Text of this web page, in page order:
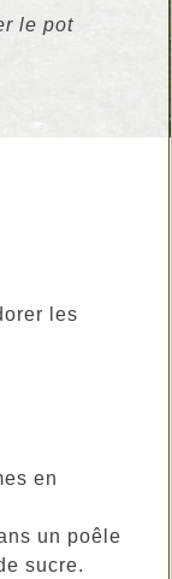
le pot
les
en
un poêle
sucre.